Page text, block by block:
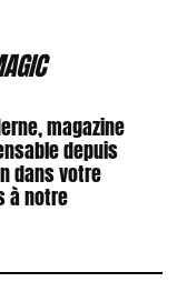
magazine
depuis
dans votre
à notre